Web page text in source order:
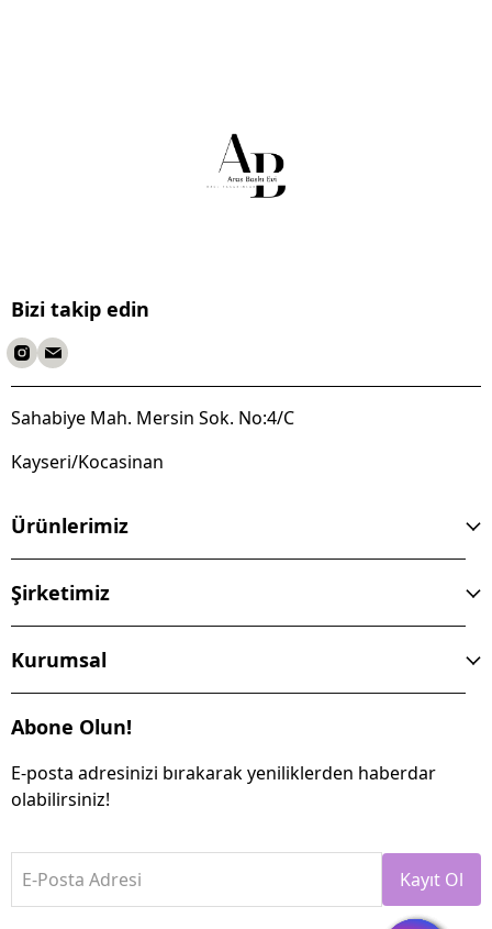
Bizi takip edin
Sahabiye Mah. Mersin Sok. No:4/C
Kayseri/Kocasinan
Ürünlerimiz
Şirketimiz
Kurumsal
Abone Olun!
E-posta adresinizi bırakarak yeniliklerden haberdar
olabilirsiniz!
E-Posta Adresi Kayıt Ol